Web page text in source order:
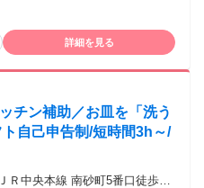
高時給で稼げる」のが最大の
通費全額支給(定期範囲除く) ※
します（社内規定に準ずる）
定期範囲除く)※自転車通勤は
規定に準ずる）
詳細を見る
チン補助／お皿を「洗う
自己申告制/短時間3h～/
Ｒ中央本線 南砂町5番口徒歩約